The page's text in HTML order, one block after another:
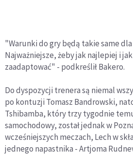
"Warunki do gry będą takie same dla
Najważniejsze, żeby jak najlepiej i
zaadaptować" - podkreślił Bakero.
Do dyspozycji trenera są niemal
po kontuzji Tomasz Bandrowski,
Tshibamba, który trzy tygodnie
samochodowy, został jednak w
wcześniejszych meczach, Lech w
jednego napastnika - Artjoma